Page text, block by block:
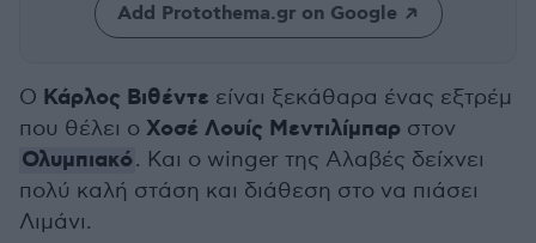
Add Protothema.gr on Google
Ο Κάρλος Βιθέντε είναι ξεκάθαρα ένας εξτρέμ
που θέλει ο Χοσέ Λουίς Μεντιλίμπαρ στον
Ολυμπιακό. Και ο winger της Αλαβές δείχνει
πολύ καλή στάση και διάθεση στο να πιάσει
Λιμάνι.